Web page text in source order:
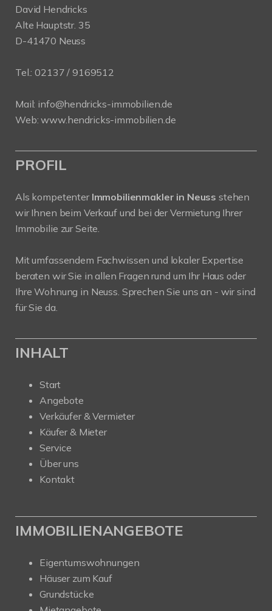
David Hendricks
Alte Hauptstr. 35
D-41470 Neuss
Tel.: 02137 / 9169512
Mail: info@hendricks-immobilien.de
Web:www.hendricks-immobilien.de
PROFIL
Als kompetenter Immobilienmakler in Neuss stehen
wir Ihnen beim Verkauf und bei der Vermietung Ihrer
Immobilie zur Seite.
Mit umfassendem Fachwissen und lokaler Expertise
beraten wir Sie in allen Fragen rund um Ihr Haus oder
Ihre Wohnung in Neuss. Sprechen Sie uns an - wir sind
für Sie da.
INHALT
Start
Angebote
Verkäufer & Vermieter
Käufer & Mieter
Service
Über uns
Kontakt
IMMOBILIENANGEBOTE
Eigentumswohnungen
Häuser zum Kauf
Grundstücke